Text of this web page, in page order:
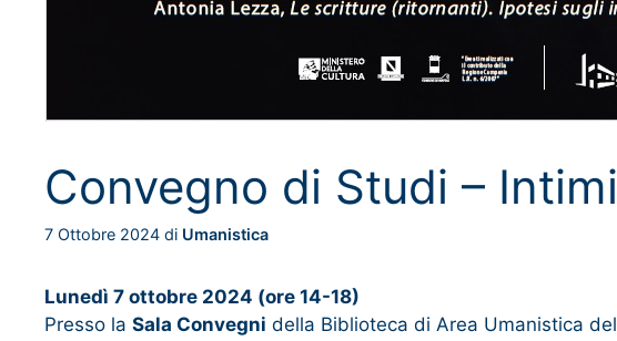
Convegno di Studi –
7 Ottobre 2024 di Umanistica
Lunedì 7 ottobre 2024 (ore 14-18)
Presso la Sala Convegni della Biblioteca di Area Umanistica